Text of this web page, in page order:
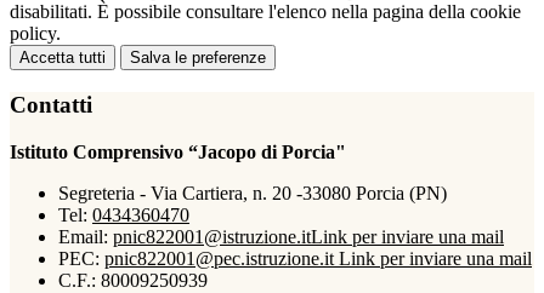
disabilitati. È possibile consultare l'elenco nella pagina della cookie
policy.
Accetta tutti Salva le preferenze
Contatti
Istituto Comprensivo “Jacopo di Porcia"
Segreteria - Via Cartiera, n. 20 -33080 Porcia (PN)
Tel: 0434360470
Email: pnic822001@istruzione.itLink per inviare una mail
PEC: pnic822001@pec.istruzione.it Link per inviare una mail
C.F.: 80009250939